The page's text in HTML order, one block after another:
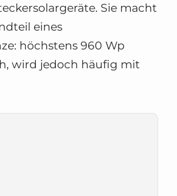
Sie macht
eines
höchstens 960 Wp
wird jedoch häufig mit